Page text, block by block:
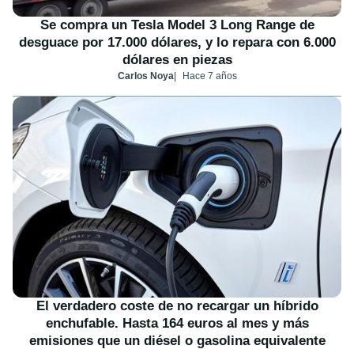
Se compra un Tesla Model 3 Long Range de
desguace por 17.000 dólares, y lo repara con 6.000
dólares en piezas
Carlos Noya Hace 7 años
El verdadero coste de no recargar un híbrido
enchufable. Hasta 164 euros al mes y más
emisiones que un diésel o gasolina equivalente